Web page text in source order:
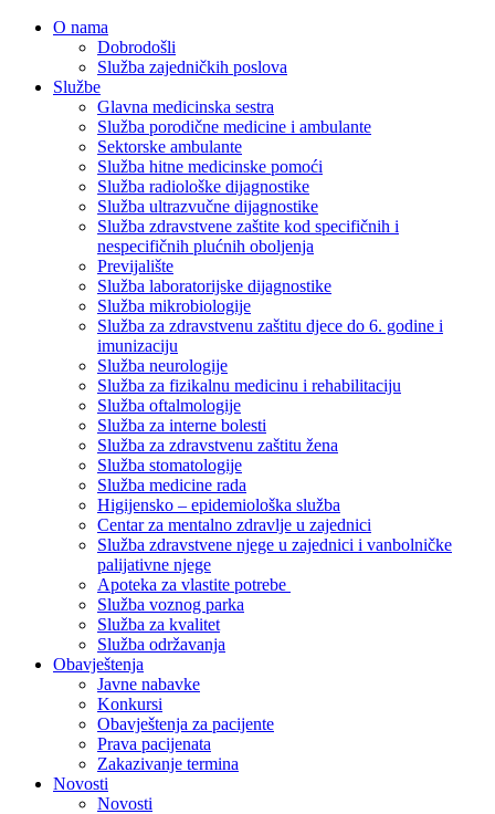
O nama
Dobrodošli
Služba zajedničkih poslova
Službe
Glavna medicinska sestra
Služba porodične medicine i ambulante
Sektorske ambulante
Služba hitne medicinske pomoći
Služba radiološke dijagnostike
Služba ultrazvučne dijagnostike
Služba zdravstvene zaštite kod specifičnih i
nespecifičnih plućnih oboljenja
Previjalište
Služba laboratorijske dijagnostike
Služba mikrobiologije
Služba za zdravstvenu zaštitu djece do 6. godine i
imunizaciju
Služba neurologije
Služba za fizikalnu medicinu i rehabilitaciju
Služba oftalmologije
Služba za interne bolesti
Služba za zdravstvenu zaštitu žena
Služba stomatologije
Služba medicine rada
Higijensko – epidemiološka služba
Centar za mentalno zdravlje u zajednici
Služba zdravstvene njege u zajednici i vanbolničke
palijativne njege
Apoteka za vlastite potrebe
Služba voznog parka
Služba za kvalitet
Služba održavanja
Obavještenja
Javne nabavke
Konkursi
Obavještenja za pacijente
Prava pacijenata
Zakazivanje termina
Novosti
Novosti